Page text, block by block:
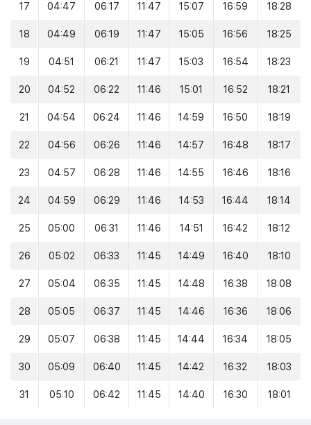
17 04:47 06:17 11:47 15:07 16:59 18:28
18 04:49 06:19 11:47 15:05 16:56 18:25
19 04:51 06:21 11:47 15:03 16:54 18:23
20 04:52 06:22 11:46 15:01 16:52 18:21
21 04:54 06:24 11:46 14:59 16:50 18:19
22 04:56 06:26 11:46 14:57 16:48 18:17
23 04:57 06:28 11:46 14:55 16:46 18:16
24 04:59 06:29 11:46 14:53 16:44 18:14
25 05:00 06:31 11:46 14:51 16:42 18:12
26 05:02 06:33 11:45 14:49 16:40 18:10
27 05:04 06:35 11:45 14:48 16:38 18:08
28 05:05 06:37 11:45 14:46 16:36 18:06
29 05:07 06:38 11:45 14:44 16:34 18:05
30 05:09 06:40 11:45 14:42 16:32 18:03
31 05:10 06:42 11:45 14:40 16:30 18:01